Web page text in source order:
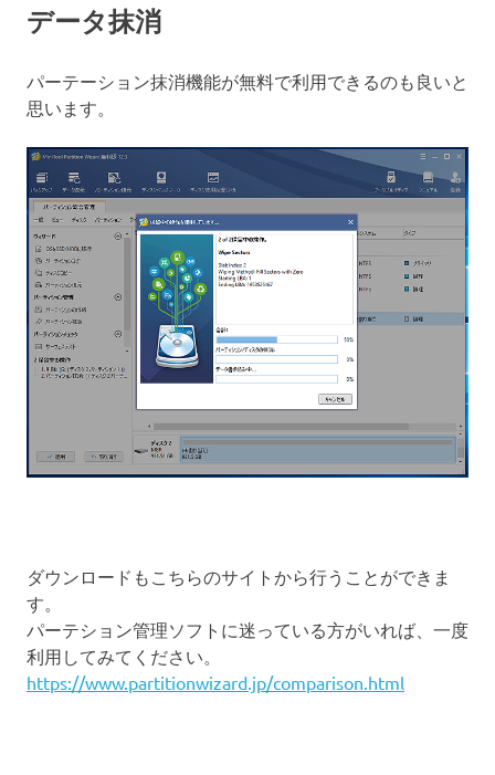
データ抹消
パーテーション抹消機能が無料で利用できるのも良いと
思います。
ダウンロードもこちらのサイトから行うことができま
す。
パーテション管理ソフトに迷っている方がいれば、一度
利用してみてください。
https://www.partitionwizard.jp/comparison.html